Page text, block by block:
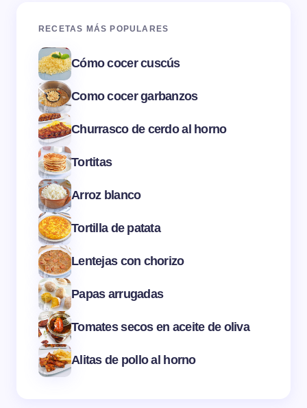
RECETAS MÁS POPULARES
Cómo cocer cuscús
Como cocer garbanzos
Churrasco de cerdo al horno
Tortitas
Arroz blanco
Tortilla de patata
Lentejas con chorizo
Papas arrugadas
Tomates secos en aceite de oliva
Alitas de pollo al horno